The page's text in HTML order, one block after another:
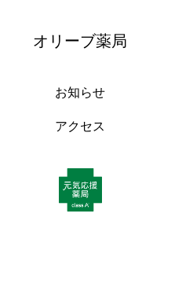
オリーブ薬局
お知らせ
アクセス